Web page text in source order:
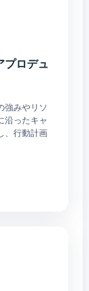
営業力強化マ
てる技術（叱
）連載・平成
連合会
ずほリサーチ
コンサルティ
財団法人九州
ティング、銀
メーカー、空
ス事業所、保
プロデュ
強みやリソ
沿ったキャ
、行動計画